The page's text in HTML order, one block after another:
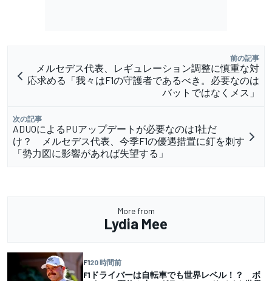
前の記事
メルセデス代表、レギュレーション調整に慎重な対
応求める「我々はF1の守護者であるべき。必要なのは
バットではなくメス」
次の記事
ADUOによるPUアップデートが必要なのは1社だ
け？ メルセデス代表、今季F1の優遇措置に釘を刺す
「勢力図に影響があれば失望する」
More from
Lydia Mee
F120 時間前
F1ドライバーは自転車でも世界レベル！？ ボ